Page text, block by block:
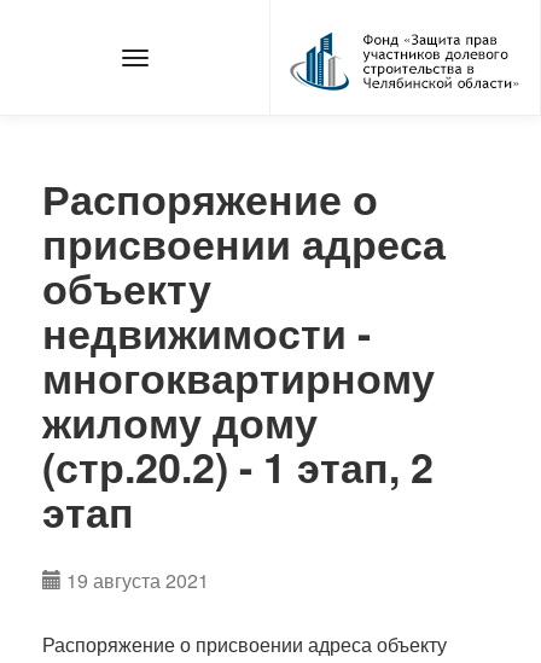
Распоряжение о
присвоении адреса
объекту
недвижимости -
многоквартирному
жилому дому
(стр.20.2) - 1 этап, 2
этап
19 августа 2021
Распоряжение о присвоении адреса объекту